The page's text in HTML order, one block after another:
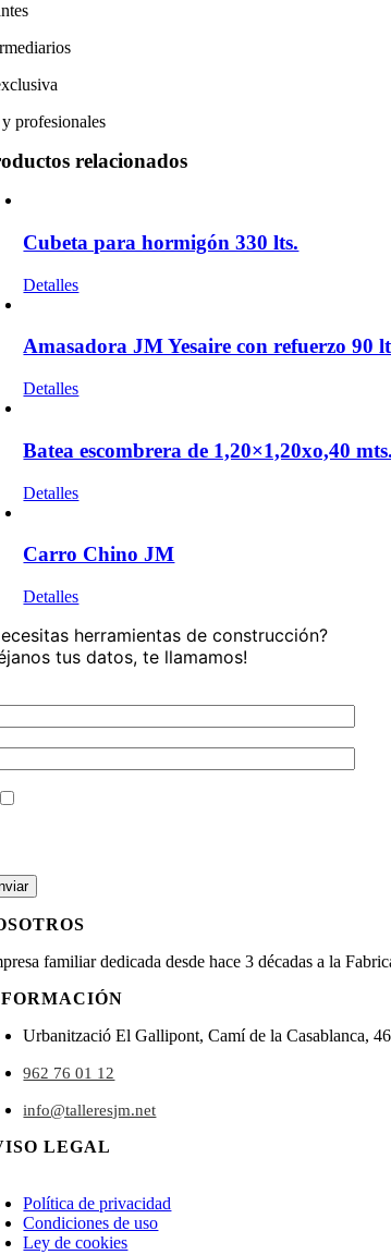
profesionales
relacionados
Cubeta para hormigón 330 lts.
Detalles
Amasadora JM Yesaire con refuerzo 90
Detalles
Batea escombrera de 1,20×1,20xo,40 mts.
Detalles
Carro Chino JM
Detalles
herramientas de construcción?
tus datos, te llamamos!
familiar dedicada desde hace 3 décadas a la
Urbanització El Gallipont, Camí de la Casablanca,
962 76 01 12
info@talleresjm.net
LEGAL
Política de privacidad
Condiciones de uso
Ley de cookies